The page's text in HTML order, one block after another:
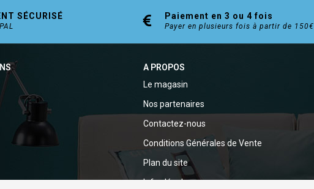
SÉCURISÉ Paiement en 3 ou 4 fois
Payer en plusieurs fois à partir de 150€
A PROPOS
Le magasin
Nos partenaires
Contactez-nous
Conditions Générales de Vente
Plan du site
Infos légales